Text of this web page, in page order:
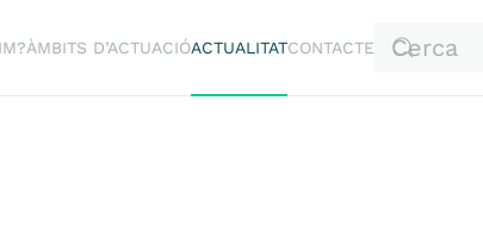
ÀMBITS D’ACTUACIÓACTUALITATCONTACTE